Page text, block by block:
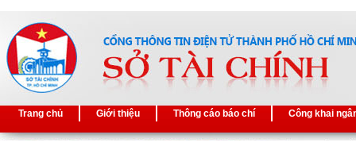
Trang chủ Giới thiệu Thông cáo báo chí Công khai